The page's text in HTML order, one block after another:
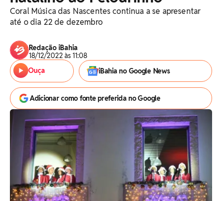
Coral Música das Nascentes continua a se apresentar
até o dia 22 de dezembro
Redação iBahia
18/12/2022 às 11:08
Ouça
iBahia no Google News
Adicionar como fonte preferida no Google